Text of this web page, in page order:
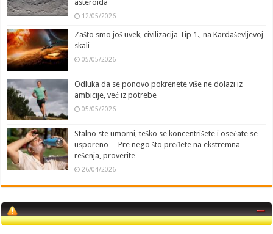
asteroida
12/05/2026
Zašto smo još uvek, civilizacija Tip 1., na Kardaševljevoj
skali
05/05/2026
Odluka da se ponovo pokrenete više ne dolazi iz
ambicije, već iz potrebe
05/05/2026
Stalno ste umorni, teško se koncentrišete i osećate se
usporeno… Pre nego što pređete na ekstremna
rešenja, proverite…
26/04/2026